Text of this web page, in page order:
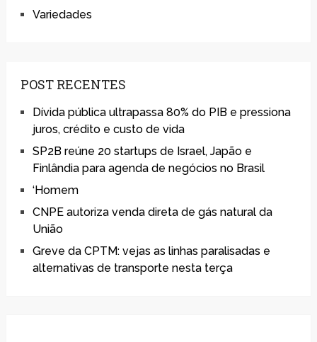
Variedades
POST RECENTES
Dívida pública ultrapassa 80% do PIB e pressiona
juros, crédito e custo de vida
SP2B reúne 20 startups de Israel, Japão e
Finlândia para agenda de negócios no Brasil
‘Homem
CNPE autoriza venda direta de gás natural da
União
Greve da CPTM: vejas as linhas paralisadas e
alternativas de transporte nesta terça